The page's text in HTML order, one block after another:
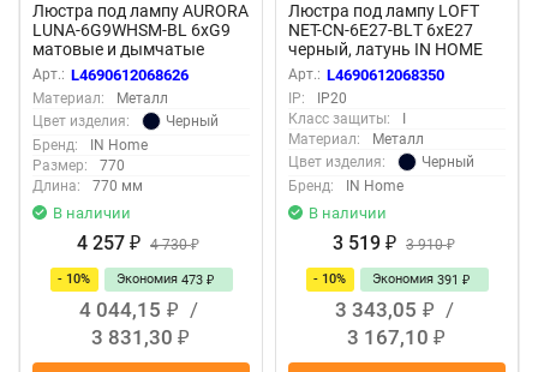
Люстра под лампу AURORA
LUNA-6G9WHSM-BL 6xG9
матовые и дымчатые
плафоны, черный корпус
IN HOME
Арт.: L4690612068626
Материал:
Металл
Цвет изделия:
Черный
Бренд:
IN Home
Размер:
770
Длина:
770 мм
В наличии
4 257 ₽ 4 730₽
- 10% Экономия 473 ₽
4 044,15 ₽
/
3 831,30 ₽
Люстра под лампу LOFT
NET-CN-6E27-BLТ 6xЕ27
черный, латунь IN HOME
Арт.: L4690612068350
IP:
IP20
Класс защиты:
I
Материал:
Металл
Цвет изделия:
Черный
Бренд:
IN Home
В наличии
3 519 ₽ 3 910₽
- 10% Экономия 391 ₽
3 343,05 ₽
/
3 167,10 ₽